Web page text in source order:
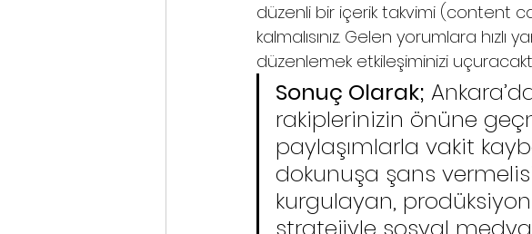
düzenli bir içerik takvimi (content
kalmalısınız. Gelen yorumlara
düzenlemek etkileşiminizi
Sonuç Olarak;
rakiplerinizin önüne
paylaşımlarla vakit
dokunuşa şans
kurgulayan,